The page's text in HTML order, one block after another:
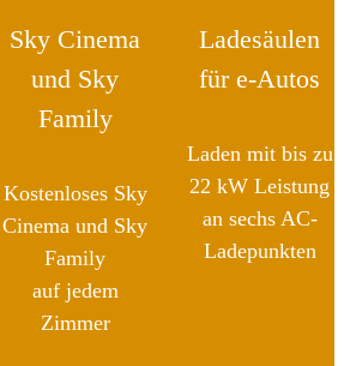
Sky Cinema
und Sky
Family
Kostenloses Sky
Cinema und Sky
Family
auf jedem
Zimmer
Ladesäulen
für e-Autos
Laden mit bis zu
22 kW Leistung
an sechs AC-
Ladepunkten